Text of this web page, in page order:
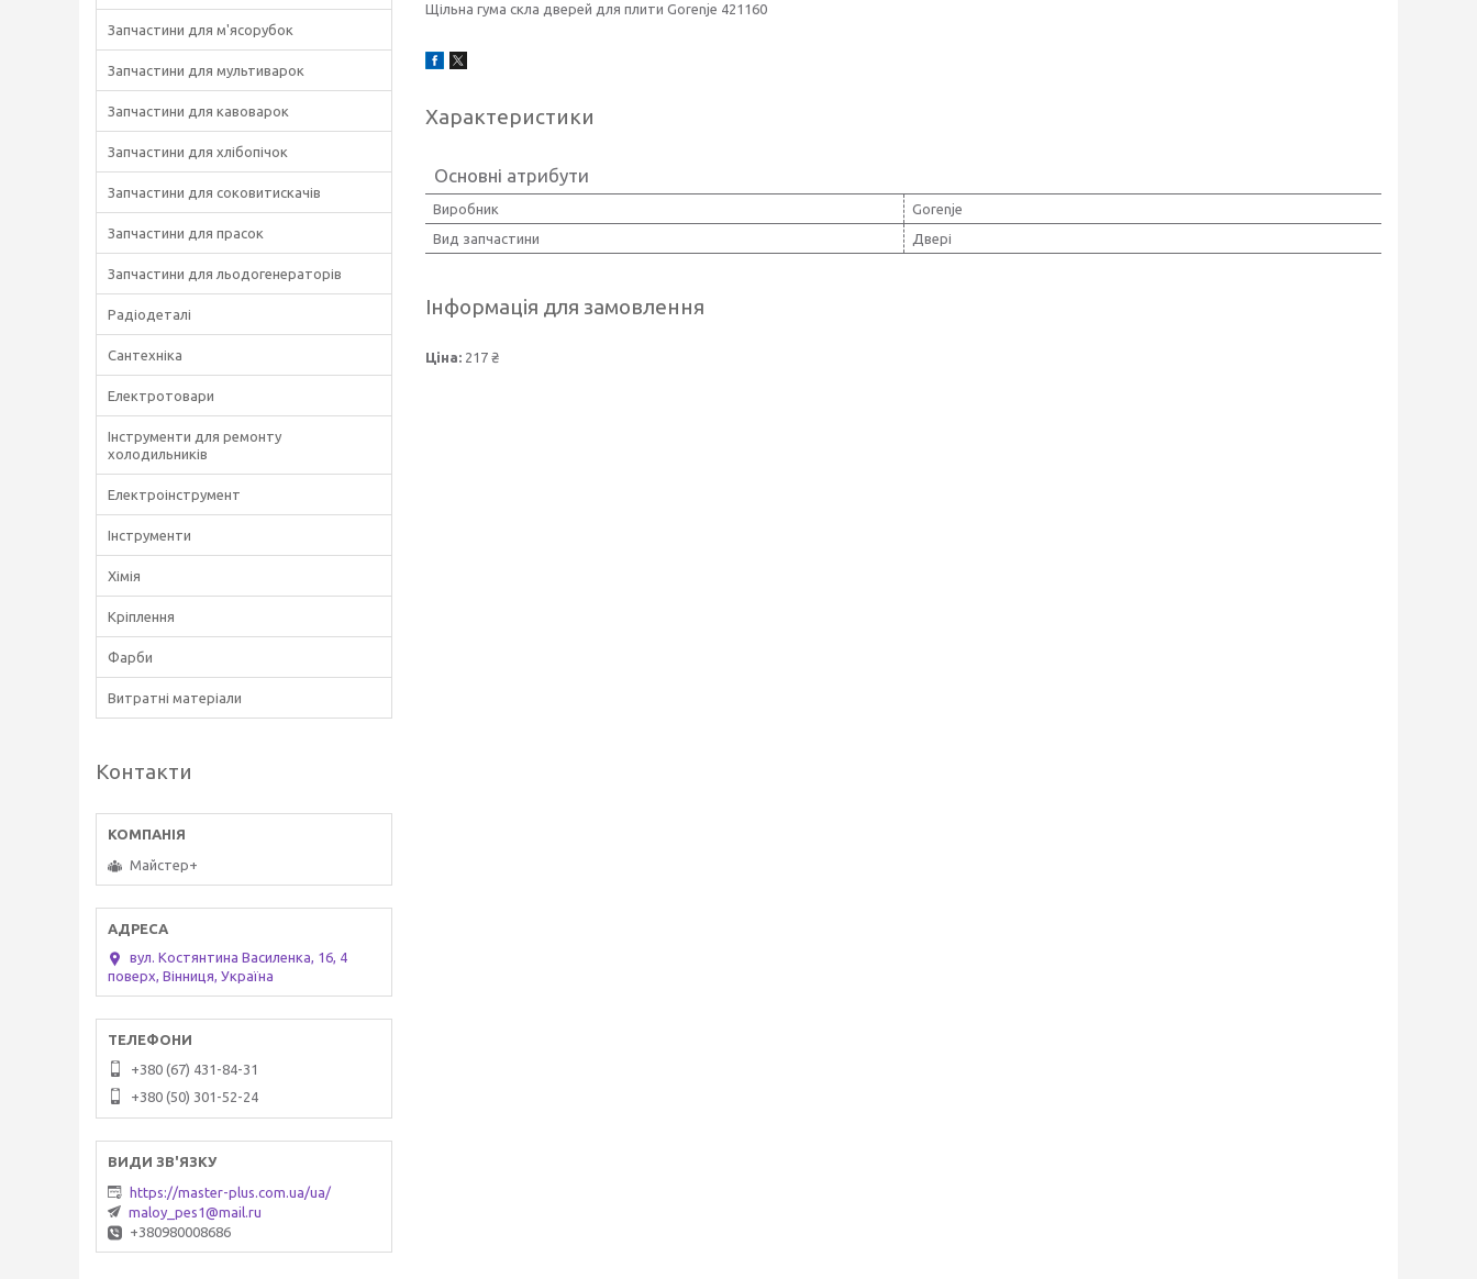
Щільна гума скла дверей для плити Gorenje 421160
Характеристики
Основні атрибути
Виробник
Gorenje
Вид запчастини
Двері
Інформація для замовлення
Ціна: 217 ₴
Запчастини для м'ясорубок
Запчастини для мультиварок
Запчастини для кавоварок
Запчастини для хлібопічок
Запчастини для соковитискачів
Запчастини для прасок
Запчастини для льодогенераторів
Радіодеталі
Сантехніка
Електротовари
Інструменти для ремонту
холодильників
Електроінструмент
Інструменти
Хімія
Кріплення
Фарби
Витратні матеріали
Контакти
Майстер+
вул. Костянтина Василенка, 16, 4
поверх, Вінниця, Україна
+380 (67) 431-84-31
+380 (50) 301-52-24
https://master-plus.com.ua/ua/
maloy_pes1@mail.ru
+380980008686